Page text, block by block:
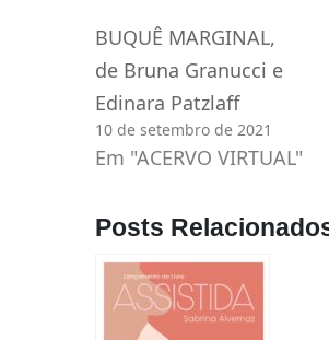
BUQUÊ MARGINAL,
de Bruna Granucci e
Edinara Patzlaff
10 de setembro de 2021
Em "ACERVO VIRTUAL"
Posts